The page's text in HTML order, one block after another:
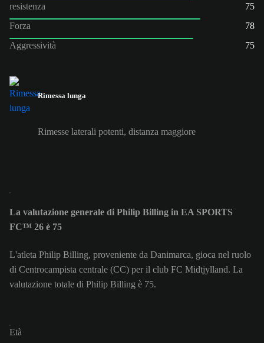
resistenza
75
Forza
78
Aggressività
75
Rimessa lunga
Rimesse laterali potenti, distanza maggiore
La valutazione generale di Philip Billing in EA SPORTS
FC™ 26 è 75
L'atleta Philip Billing, proveniente da Danimarca, gioca nel ruolo
di Centrocampista centrale (CC) per il club FC Midtjylland. La
valutazione totale di Philip Billing è 75.
Età